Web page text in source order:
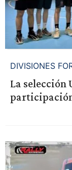
DIVISIONES
La selección